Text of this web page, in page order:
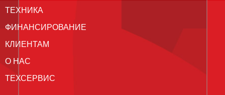
ТЕХНИКА
ФИНАНСИРОВАНИЕ
КЛИЕНТАМ
О НАС
ТЕХСЕРВИС